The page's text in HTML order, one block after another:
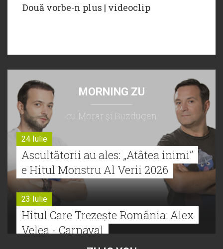
Două vorbe-n plus | videoclip
MORNING ZU
cu Morar şi Buzdugan
24 Iulie
Ascultătorii au ales: „Atâtea inimi”
e Hitul Monstru Al Verii 2026
23 Iulie
Hitul Care Trezește România: Alex
Velea - Carnaval